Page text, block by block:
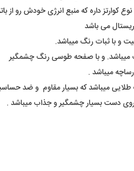
داره که منبع انرژی خودش رو از
می باشد
و با ثبات رنگ میباشد.
میباشد. و با صفحه طوسی رنگ چشمگیر
میباشد .
میباشد که بسیار مقاوم و ضد
دست بسیار چشمگیر و جذاب میباشد .